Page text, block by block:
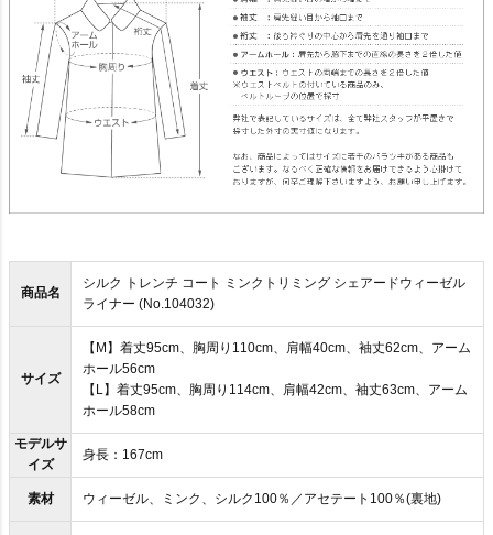
商品名
シルク トレンチ コート ミンクトリミング シェアードウィーゼル
ライナー (No.104032)
サイズ
【M】着丈95cm、胸周り110cm、肩幅40cm、袖丈62cm、アーム
ホール56cm
【L】着丈95cm、胸周り114cm、肩幅42cm、袖丈63cm、アーム
ホール58cm
モデルサ
イズ
身長：167cm
素材 ウィーゼル、ミンク、シルク100％／アセテート100％(裏地)